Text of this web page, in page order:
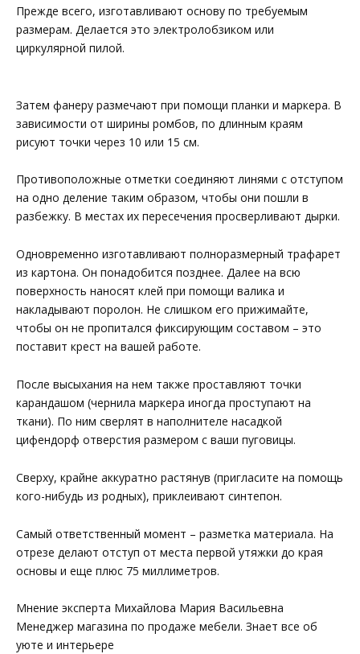
Прежде всего, изготавливают основу по требуемым
размерам. Делается это электролобзиком или
циркулярной пилой.
Затем фанеру размечают при помощи планки и маркера. В
зависимости от ширины ромбов, по длинным краям
рисуют точки через 10 или 15 см.
Противоположные отметки соединяют линями с отступом
на одно деление таким образом, чтобы они пошли в
разбежку. В местах их пересечения просверливают дырки.
Одновременно изготавливают полноразмерный трафарет
из картона. Он понадобится позднее. Далее на всю
поверхность наносят клей при помощи валика и
накладывают поролон. Не слишком его прижимайте,
чтобы он не пропитался фиксирующим составом – это
поставит крест на вашей работе.
После высыхания на нем также проставляют точки
карандашом (чернила маркера иногда проступают на
ткани). По ним сверлят в наполнителе насадкой
цифендорф отверстия размером с ваши пуговицы.
Сверху, крайне аккуратно растянув (пригласите на помощь
кого-нибудь из родных), приклеивают синтепон.
Самый ответственный момент – разметка материала. На
отрезе делают отступ от места первой утяжки до края
основы и еще плюс 75 миллиметров.
Мнение эксперта Михайлова Мария Васильевна
Менеджер магазина по продаже мебели. Знает все об
уюте и интерьере